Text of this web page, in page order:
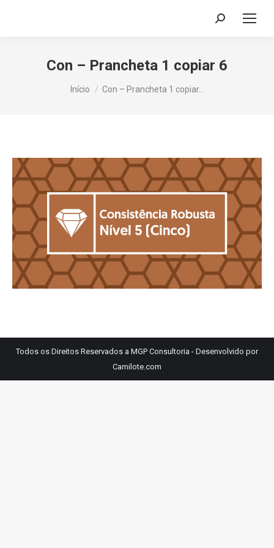
Search:
Con – Prancheta 1 copiar 6
Você está aqui:
Início Con – Prancheta 1 copiar…
Todos os Direitos Reservados a MGP Consultoria - Desenvolvido por
Camilote.com